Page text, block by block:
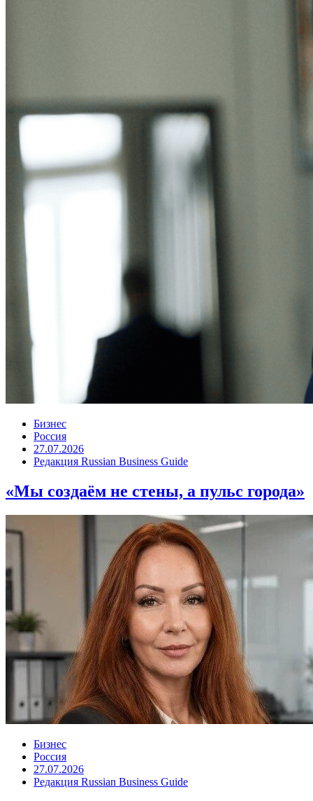
Бизнес
Россия
27.07.2026
Редакция Russian Business Guide
«Мы создаём не стены, а пульс города»
Бизнес
Россия
27.07.2026
Редакция Russian Business Guide